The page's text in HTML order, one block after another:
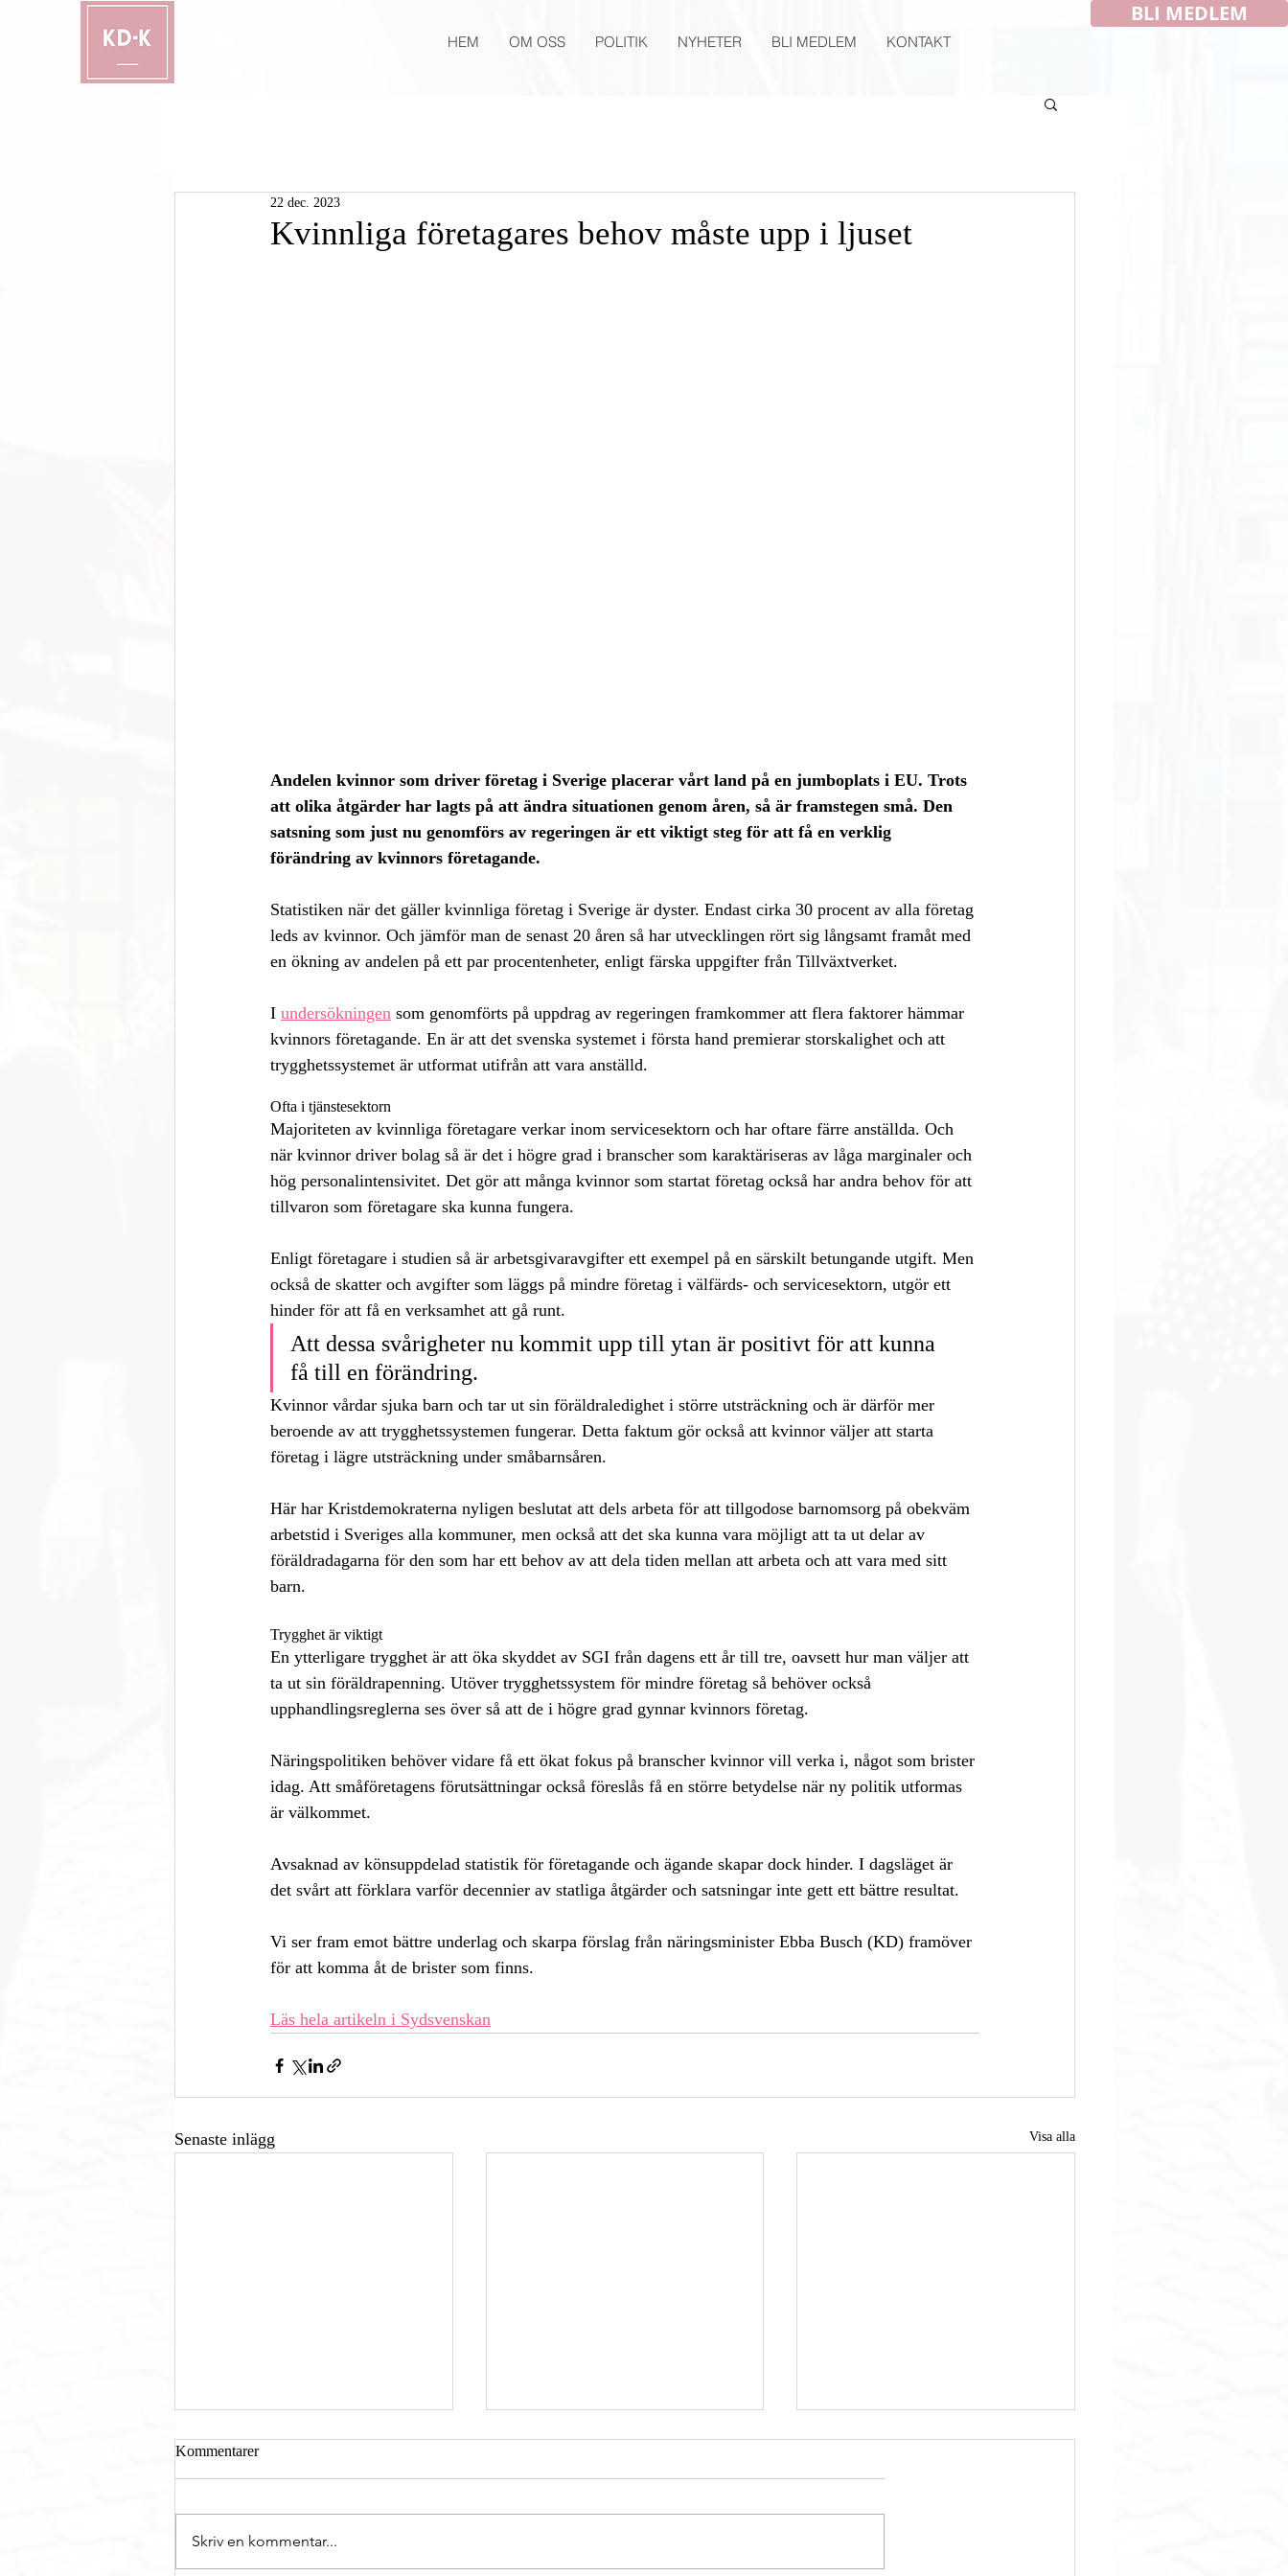
BLI MEDLEM
HEM OM OSS POLITIK NYHETER BLI MEDLEM KONTAKT
Kvinnliga företagares behov måste upp i ljuset
22 dec. 2023
Andelen kvinnor som driver företag i Sverige placerar vårt land på en jumboplats i EU. Trots
att olika åtgärder har lagts på att ändra situationen genom åren, så är framstegen små. Den
satsning som just nu genomförs av regeringen är ett viktigt steg för att få en verklig
förändring av kvinnors företagande.
Statistiken när det gäller kvinnliga företag i Sverige är dyster. Endast cirka 30 procent av alla företag
leds av kvinnor. Och jämför man de senast 20 åren så har utvecklingen rört sig långsamt framåt med
en ökning av andelen på ett par procentenheter, enligt färska uppgifter från Tillväxtverket.
I undersökningen som genomförts på uppdrag av regeringen framkommer att flera faktorer hämmar
kvinnors företagande. En är att det svenska systemet i första hand premierar storskalighet och att
trygghetssystemet är utformat utifrån att vara anställd.
Ofta i tjänstesektorn
Majoriteten av kvinnliga företagare verkar inom servicesektorn och har oftare färre anställda. Och
när kvinnor driver bolag så är det i högre grad i branscher som karaktäriseras av låga marginaler och
hög personalintensivitet. Det gör att många kvinnor som startat företag också har andra behov för att
tillvaron som företagare ska kunna fungera.
Enligt företagare i studien så är arbetsgivaravgifter ett exempel på en särskilt betungande utgift. Men
också de skatter och avgifter som läggs på mindre företag i välfärds- och servicesektorn, utgör ett
hinder för att få en verksamhet att gå runt.
Att dessa svårigheter nu kommit upp till ytan är positivt för att kunna
få till en förändring.
Kvinnor vårdar sjuka barn och tar ut sin föräldraledighet i större utsträckning och är därför mer
beroende av att trygghetssystemen fungerar. Detta faktum gör också att kvinnor väljer att starta
företag i lägre utsträckning under småbarnsåren.
Här har Kristdemokraterna nyligen beslutat att dels arbeta för att tillgodose barnomsorg på obekväm
arbetstid i Sveriges alla kommuner, men också att det ska kunna vara möjligt att ta ut delar av
föräldradagarna för den som har ett behov av att dela tiden mellan att arbeta och att vara med sitt
barn.
Trygghet är viktigt
En ytterligare trygghet är att öka skyddet av SGI från dagens ett år till tre, oavsett hur man väljer att
ta ut sin föräldrapenning. Utöver trygghetssystem för mindre företag så behöver också
upphandlingsreglerna ses över så att de i högre grad gynnar kvinnors företag.
Näringspolitiken behöver vidare få ett ökat fokus på branscher kvinnor vill verka i, något som brister
idag. Att småföretagens förutsättningar också föreslås få en större betydelse när ny politik utformas
är välkommet.
Avsaknad av könsuppdelad statistik för företagande och ägande skapar dock hinder. I dagsläget är
det svårt att förklara varför decennier av statliga åtgärder och satsningar inte gett ett bättre resultat.
Vi ser fram emot bättre underlag och skarpa förslag från näringsminister Ebba Busch (KD) framöver
för att komma åt de brister som finns.
Läs hela artikeln i Sydsvenskan
Senaste inlägg Visa alla
Kommentarer
Skriv en kommentar...